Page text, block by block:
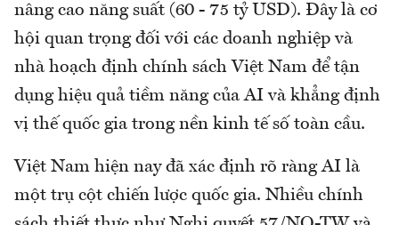
nâng cao năng suất (60 - 75 tỷ USD). Đây là cơ
hội quan trọng đối với các doanh nghiệp và
nhà hoạch định chính sách Việt Nam để tận
dụng hiệu quả tiềm năng của AI và khẳng định
vị thế quốc gia trong nền kinh tế số toàn cầu.
Việt Nam hiện nay đã xác định rõ ràng AI là
một trụ cột chiến lược quốc gia. Nhiều chính